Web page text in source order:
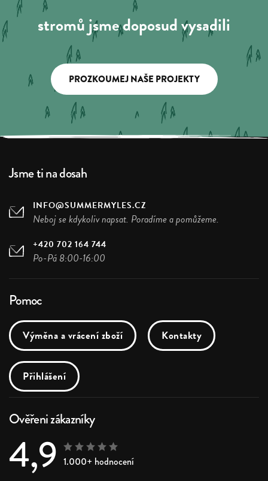
stromů jsme doposud vysadili
PROZKOUMEJ NAŠE PROJEKTY
Jsme ti na dosah
INFO@SUMMERMYLES.CZ
Neboj se kdykoliv napsat. Poradíme a pomůžeme.
+420 702 164 744
Po-Pá 8:00-16:00
Pomoc
Výměna a vrácení zboží Kontakty
Přihlášení
Ověřeni zákazníky
4,9 1.000+ hodnocení